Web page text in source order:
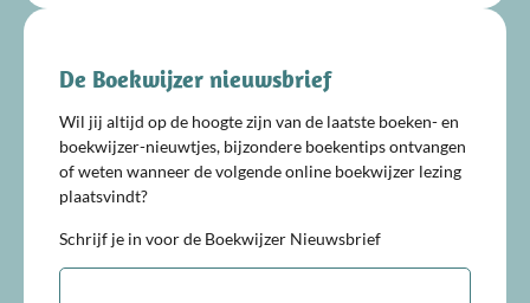
De Boekwijzer nieuwsbrief
Wil jij altijd op de hoogte zijn van de laatste boeken- en
boekwijzer-nieuwtjes, bijzondere boekentips ontvangen
of weten wanneer de volgende online boekwijzer lezing
plaatsvindt?
Schrijf je in voor de Boekwijzer Nieuwsbrief
E-